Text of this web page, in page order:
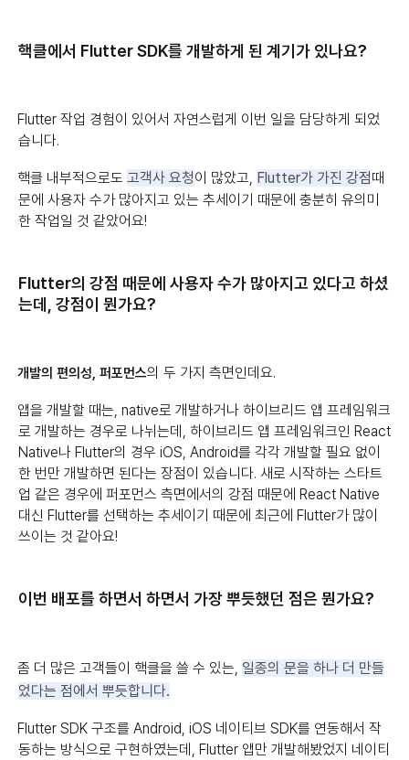
핵클에서 Flutter SDK를 개발하게 된 계기가 있나요?
Flutter 작업 경험이 있어서 자연스럽게 이번 일을 담당하게 되었
습니다.
핵클 내부적으로도 고객사 요청이 많았고, Flutter가 가진 강점때
문에 사용자 수가 많아지고 있는 추세이기 때문에 충분히 유의미
한 작업일 것 같았어요!
Flutter의 강점 때문에 사용자 수가 많아지고 있다고 하셨
는데, 강점이 뭔가요?
개발의 편의성, 퍼포먼스의 두 가지 측면인데요.
앱을 개발할 때는, native로 개발하거나 하이브리드 앱 프레임워크
로 개발하는 경우로 나뉘는데, 하이브리드 앱 프레임워크인 React
Native나 Flutter의 경우 iOS, Android를 각각 개발할 필요 없이
한 번만 개발하면 된다는 장점이 있습니다. 새로 시작하는 스타트
업 같은 경우에 퍼포먼스 측면에서의 강점 때문에 React Native
대신 Flutter를 선택하는 추세이기 때문에 최근에 Flutter가 많이
쓰이는 것 같아요!
이번 배포를 하면서 하면서 가장 뿌듯했던 점은 뭔가요?
좀 더 많은 고객들이 핵클을 쓸 수 있는, 일종의 문을 하나 더 만들
었다는 점에서 뿌듯합니다.
Flutter SDK 구조를 Android, iOS 네이티브 SDK를 연동해서 작
동하는 방식으로 구현하였는데, Flutter 앱만 개발해봤었지 네이티